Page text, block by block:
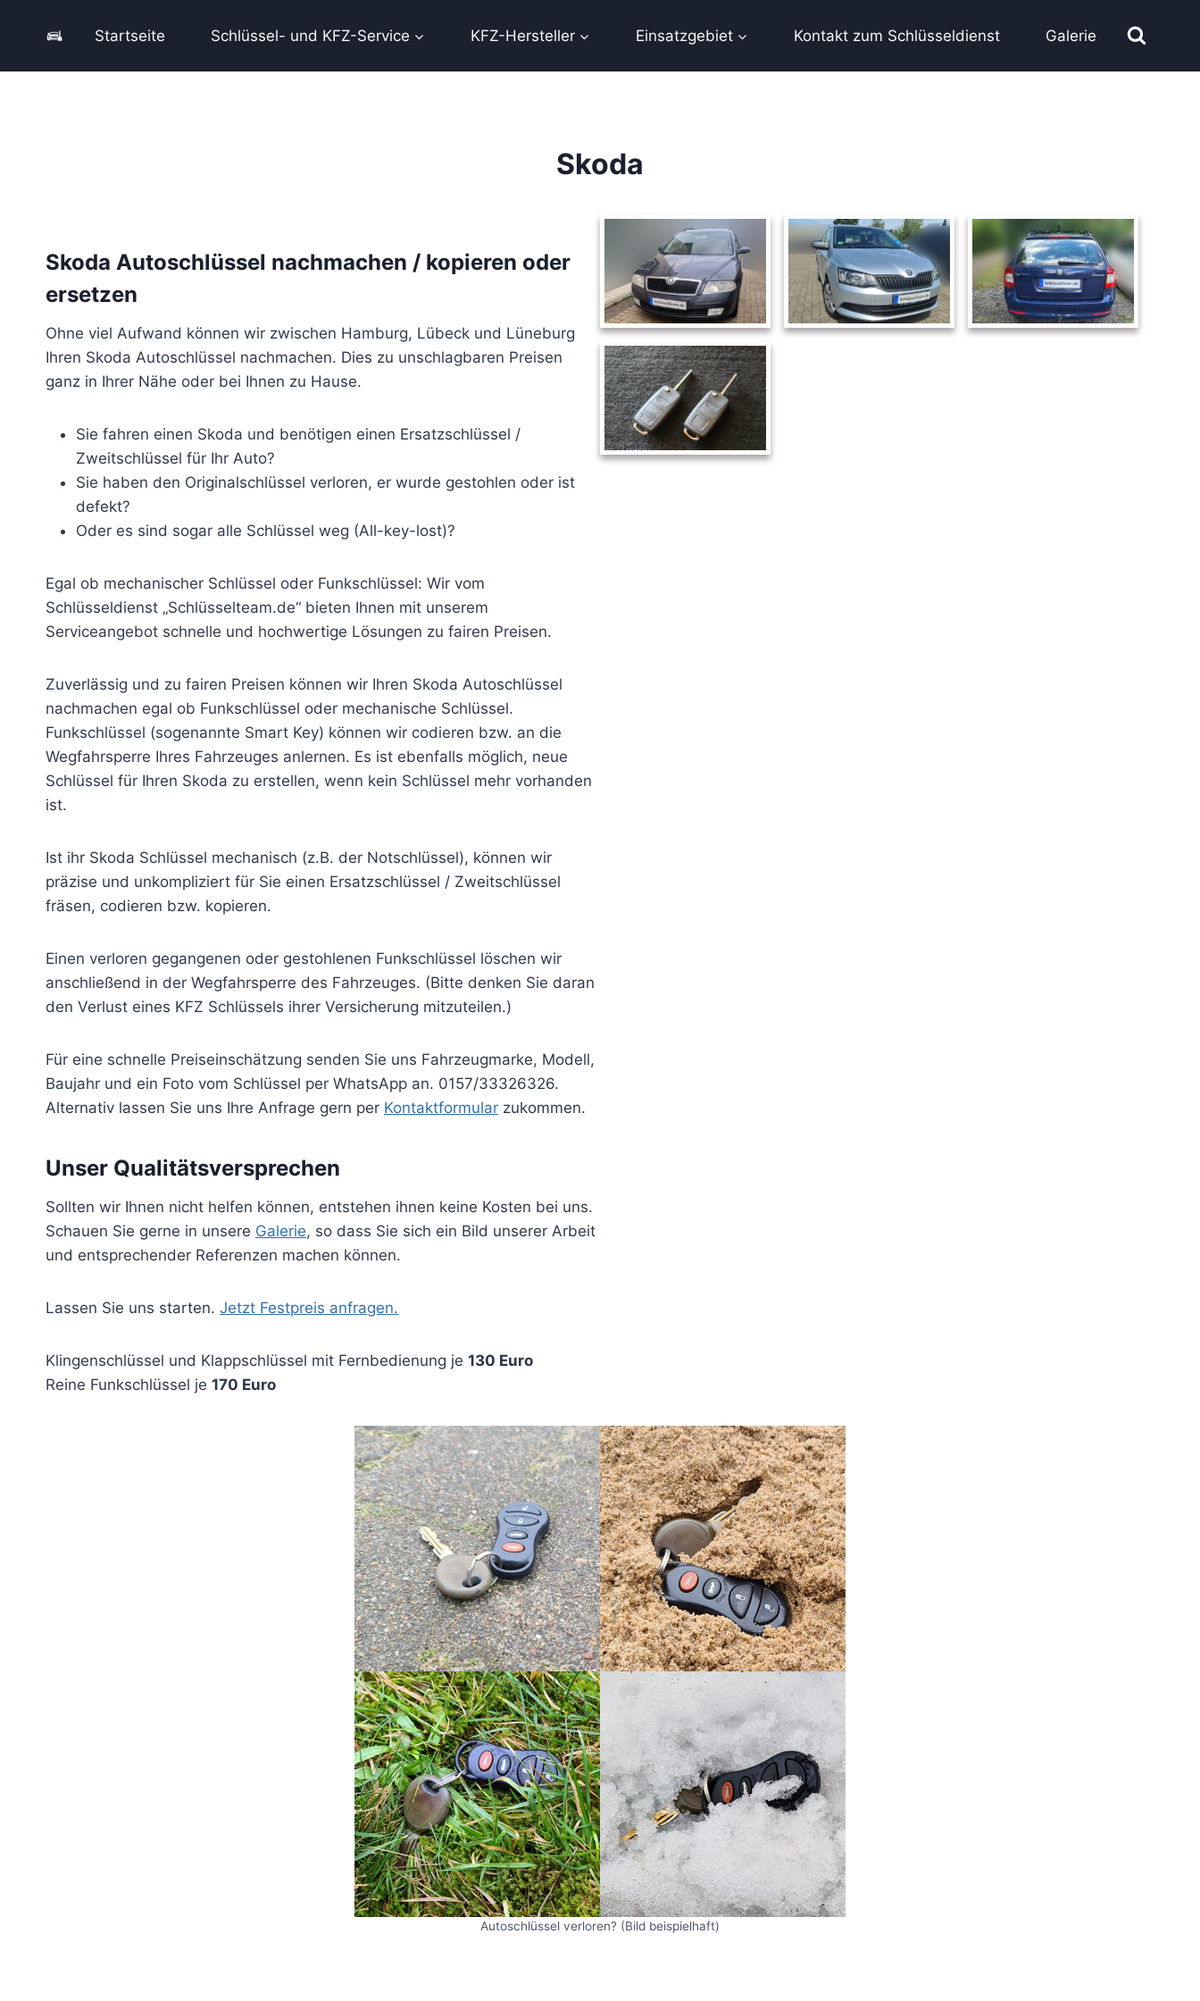
Startseite Schlüssel- und KFZ-Service KFZ-Hersteller Einsatzgebiet Kontakt zum Schlüsseldienst Galerie
Skoda
Skoda Autoschlüssel nachmachen / kopieren oder
ersetzen
Ohne viel Aufwand können wir zwischen Hamburg, Lübeck und Lüneburg
Ihren Skoda Autoschlüssel nachmachen. Dies zu unschlagbaren Preisen
ganz in Ihrer Nähe oder bei Ihnen zu Hause.
Sie fahren einen Skoda und benötigen einen Ersatzschlüssel /
Zweitschlüssel für Ihr Auto?
Sie haben den Originalschlüssel verloren, er wurde gestohlen oder ist
defekt?
Oder es sind sogar alle Schlüssel weg (All-key-lost)?
Egal ob mechanischer Schlüssel oder Funkschlüssel: Wir vom
Schlüsseldienst „Schlüsselteam.de“ bieten Ihnen mit unserem
Serviceangebot schnelle und hochwertige Lösungen zu fairen Preisen.
Zuverlässig und zu fairen Preisen können wir Ihren Skoda Autoschlüssel
nachmachen egal ob Funkschlüssel oder mechanische Schlüssel.
Funkschlüssel (sogenannte Smart Key) können wir codieren bzw. an die
Wegfahrsperre Ihres Fahrzeuges anlernen. Es ist ebenfalls möglich, neue
Schlüssel für Ihren Skoda zu erstellen, wenn kein Schlüssel mehr vorhanden
ist.
Ist ihr Skoda Schlüssel mechanisch (z.B. der Notschlüssel), können wir
präzise und unkompliziert für Sie einen Ersatzschlüssel / Zweitschlüssel
fräsen, codieren bzw. kopieren.
Einen verloren gegangenen oder gestohlenen Funkschlüssel löschen wir
anschließend in der Wegfahrsperre des Fahrzeuges. (Bitte denken Sie daran
den Verlust eines KFZ Schlüssels ihrer Versicherung mitzuteilen.)
Für eine schnelle Preiseinschätzung senden Sie uns Fahrzeugmarke, Modell,
Baujahr und ein Foto vom Schlüssel per WhatsApp an. 0157/33326326.
Alternativ lassen Sie uns Ihre Anfrage gern per Kontaktformular zukommen.
Unser Qualitätsversprechen
Sollten wir Ihnen nicht helfen können, entstehen ihnen keine Kosten bei uns.
Schauen Sie gerne in unsere Galerie, so dass Sie sich ein Bild unserer Arbeit
und entsprechender Referenzen machen können.
Lassen Sie uns starten. Jetzt Festpreis anfragen.
Klingenschlüssel und Klappschlüssel mit Fernbedienung je 130 Euro
Reine Funkschlüssel je 170 Euro
Autoschlüssel verloren? (Bild beispielhaft)